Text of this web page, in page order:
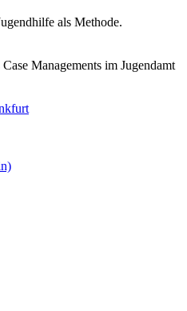
als Methode.
Managements im Jugendamt